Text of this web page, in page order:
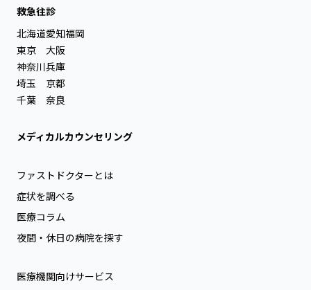
救急往診
北海道
東京
神奈川
埼玉
千葉
愛知
大阪
兵庫
京都
奈良
福岡
メディカルカウンセリング
ファストドクターとは
症状を調べる
医療コラム
夜間・休日の病院を探す
医療機関向けサービス